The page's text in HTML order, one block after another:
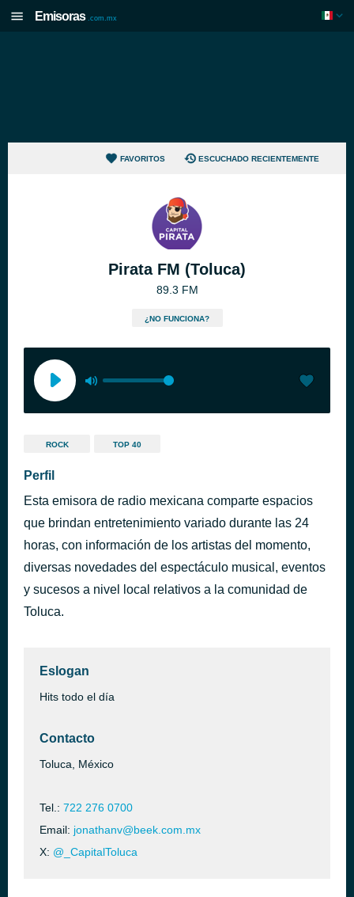
Emisoras .com.mx
FAVORITOS ESCUCHADO RECIENTEMENTE
Pirata FM (Toluca)
89.3 FM
¿NO FUNCIONA?
ROCK TOP 40
Perfil
Esta emisora de radio mexicana comparte espacios
que brindan entretenimiento variado durante las 24
horas, con información de los artistas del momento,
diversas novedades del espectáculo musical, eventos
y sucesos a nivel local relativos a la comunidad de
Toluca.
Eslogan
Hits todo el día
Contacto
Toluca, México
Tel.: 722 276 0700
Email: jonathanv@beek.com.mx
X: @_CapitalToluca